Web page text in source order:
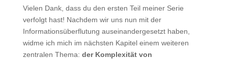
Vielen Dank, dass du den ersten Teil meiner Serie
verfolgt hast! Nachdem wir uns nun mit der
Informationsüberflutung auseinandergesetzt haben,
widme ich mich im nächsten Kapitel einem weiteren
zentralen Thema: der Komplexität von